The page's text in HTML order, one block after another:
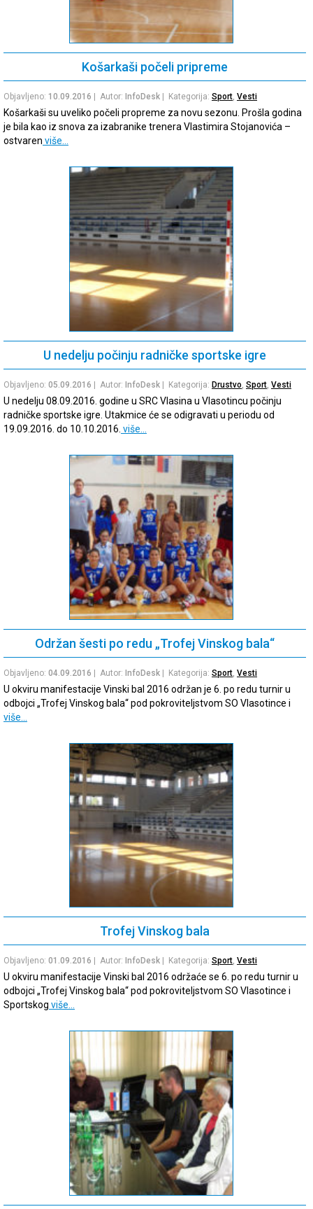
Košarkaši počeli pripreme
Objavljeno: 10.09.2016 | Autor: InfoDesk | Kategorija: Sport, Vesti
Košarkaši su uveliko počeli propreme za novu sezonu. Prošla godina
je bila kao iz snova za izabranike trenera Vlastimira Stojanovića –
ostvaren više…
U nedelju počinju radničke sportske igre
Objavljeno: 05.09.2016 | Autor: InfoDesk | Kategorija: Drustvo Sport Vesti
U nedelju 08.09.2016. godine u SRC Vlasina u Vlasotincu počinju
radničke sportske igre. Utakmice će se odigravati u periodu od
19.09.2016. do 10.10.2016. više…
Održan šesti po redu „Trofej Vinskog bala“
Objavljeno: 04.09.2016 | Autor: InfoDesk | Kategorija: Sport Vesti
U okviru manifestacije Vinski bal 2016 održan je 6. po redu turnir u
odbojci „Trofej Vinskog bala“ pod pokroviteljstvom SO Vlasotince i
više…
Trofej Vinskog bala
Objavljeno: 01.09.2016 | Autor: InfoDesk | Kategorija: Sport, Vesti
U okviru manifestacije Vinski bal 2016 održaće se 6. po redu turnir u
odbojci „Trofej Vinskog bala“ pod pokroviteljstvom SO Vlasotince i
Sportskog više…